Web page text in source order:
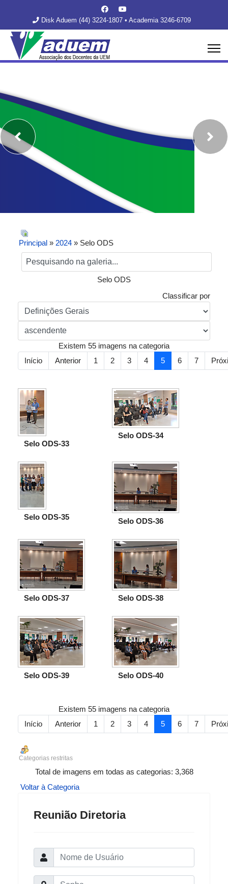
Disk Aduem (44) 3224-1807 • Academia 3246-6709
Principal » 2024 » Selo ODS
Selo ODS
Classificar por
Existem 55 imagens na categoria
Início
Anterior 1 2 3 4 5 6 7
Selo ODS-33
Selo ODS-34
Selo ODS-35 Selo ODS-36
Selo ODS-37 Selo ODS-38
Selo ODS-39 Selo ODS-40
Existem 55 imagens na categoria
Início
Anterior 1 2 3 4 5 6 7
Categorias restritas
Total de imagens em todas as categorias: 3,368
Voltar à Categoria
Reunião Diretoria